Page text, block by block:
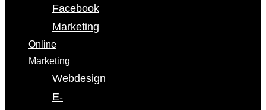
Facebook
Marketing
Online
Marketing
Webdesign
E-